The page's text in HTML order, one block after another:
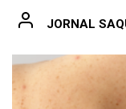
JORNAL